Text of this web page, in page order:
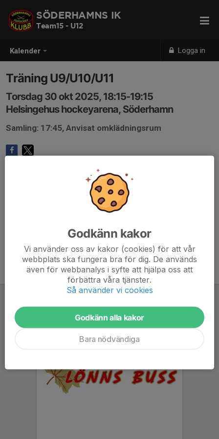
Kalender Logga in
SÖDERHAMNS IK
Team15 - U12
Träning U9/U10/U11
Torsdag 30 okt 2025, 18:15-19:15
Helsingehus hockeyarena, Söderhamn
Samling: 17:45, Anvisat omklädningsrum
Godkänn kakor
Vi använder oss av kakor (cookies) för att vår
webbplats ska fungera bra för dig. De används
även för webbanalys i syfte att hjälpa oss att
förbättra våra tjänster.
Så använder vi cookies
Godkänn alla kakor
Bara nödvändiga